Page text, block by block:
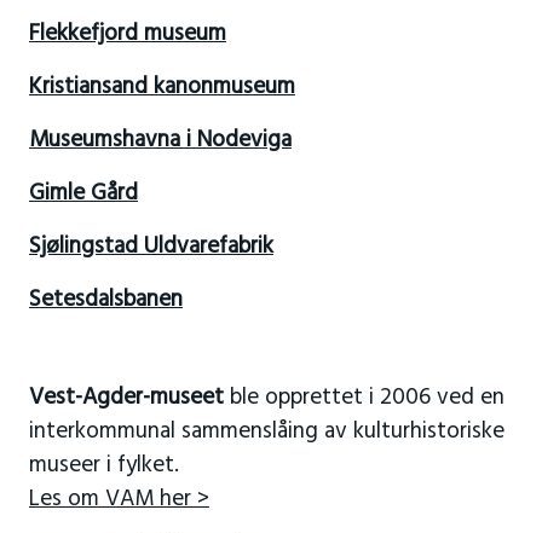
Flekkefjord museum
Kristiansand kanonmuseum
Museumshavna i Nodeviga
Gimle Gård
Sjølingstad Uldvarefabrik
Setesdalsbanen
Vest-Agder-museetble opprettet i 2006 ved en
interkommunal sammenslåing av kulturhistoriske
museer i fylket.
Les om VAM her >